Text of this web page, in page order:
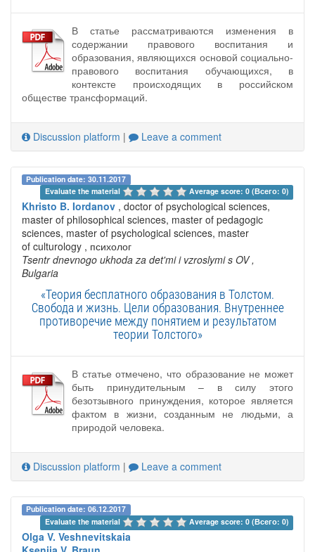
В статье рассматриваются изменения в
содержании правового воспитания и
образования, являющихся основой социально-
правового воспитания обучающихся, в
контексте происходящих в российском
обществе трансформаций.
Discussion platform | Leave a comment
Publication date: 30.11.2017
Evaluate the material
Average score: 0 (Всего: 0)
Khristo B. Iordanov , doctor of psychological sciences,
master of philosophical sciences, master of pedagogic
sciences, master of psychological sciences, master
of culturology , психолог
Tsentr dnevnogo ukhoda za det'mi i vzroslymi s OV ,
Bulgaria
«Теория бесплатного образования в Толстом.
Свобода и жизнь. Цели образования. Внутреннее
противоречие между понятием и результатом
теории Толстого»
В статье отмечено, что образование не может
быть принудительным – в силу этого
безотзывного принуждения, которое является
фактом в жизни, созданным не людьми, а
природой человека.
Discussion platform | Leave a comment
Publication date: 06.12.2017
Evaluate the material
Average score: 0 (Всего: 0)
Olga V. Veshnevitskaia